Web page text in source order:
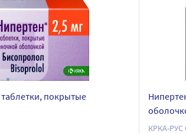
покрытые
КРКА-